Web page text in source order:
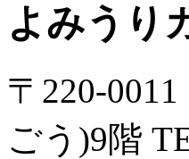
よみうり
〒220-
ごう)9階